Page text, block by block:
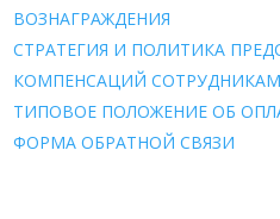
ВОЗНАГРАЖДЕНИЯ
СТРАТЕГИЯ И ПОЛИТИКА
КОМПЕНСАЦИЙ СОТРУДНИКАМ
ТИПОВОЕ ПОЛОЖЕНИЕ ОБ
ФОРМА ОБРАТНОЙ СВЯЗИ